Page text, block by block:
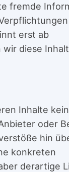
fremde
erst ab
diese
Inhalte
oder
hin
konkreten
derartige